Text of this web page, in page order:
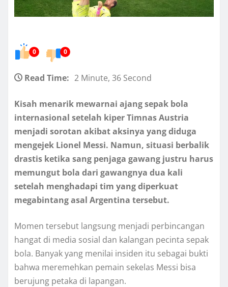
0 0
Read Time: 2 Minute, 36 Second
Kisah menarik mewarnai ajang sepak bola
internasional setelah kiper Timnas Austria
menjadi sorotan akibat aksinya yang diduga
mengejek Lionel Messi. Namun, situasi berbalik
drastis ketika sang penjaga gawang justru harus
memungut bola dari gawangnya dua kali
setelah menghadapi tim yang diperkuat
megabintang asal Argentina tersebut.
Momen tersebut langsung menjadi perbincangan
hangat di media sosial dan kalangan pecinta sepak
bola. Banyak yang menilai insiden itu sebagai bukti
bahwa meremehkan pemain sekelas Messi bisa
berujung petaka di lapangan.